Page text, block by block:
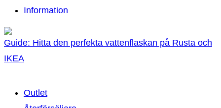
Information
Guide: Hitta den perfekta vattenflaskan på Rusta och
IKEA
Outlet